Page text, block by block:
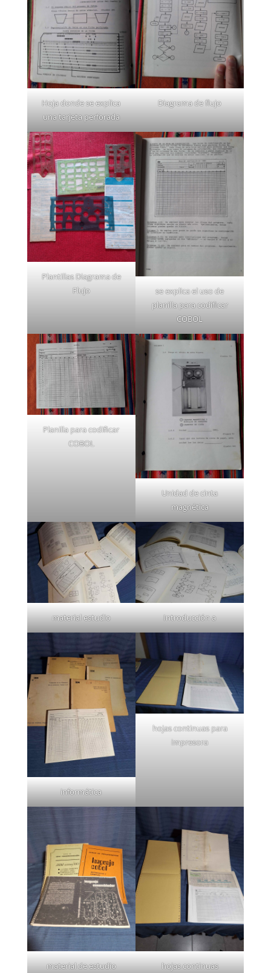
Hoja donde se explica
una tarjeta perforada
Diagrama de flujo
Plantillas Diagrama de
Flujo
se explica el uso de
planilla para codificar
COBOL
Planilla para codificar
COBOL
Unidad de cinta
magnética
material estudio Introducción a
informática
hojas continuas para
impresora
material de estudio hojas continuas